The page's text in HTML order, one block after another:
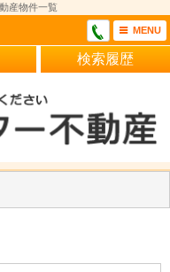
産物件一覧
MENU
検索履歴